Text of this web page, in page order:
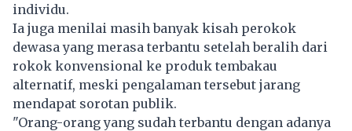
individu.
Ia juga menilai masih banyak kisah perokok
dewasa yang merasa terbantu setelah beralih dari
rokok konvensional ke produk tembakau
alternatif, meski pengalaman tersebut jarang
mendapat sorotan publik.
"Orang-orang yang sudah terbantu dengan adanya